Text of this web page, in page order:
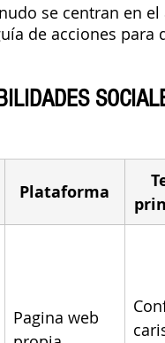
se centran en
de acciones
Plataforma
Pagina web